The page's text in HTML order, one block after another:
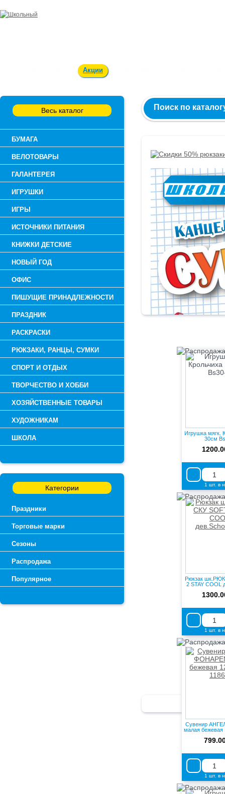
Акции
Весь каталог
БУМАГА
ВЕЛОТОВАРЫ
ГАЛАНТЕРЕЯ
ИГРУШКИ
ИГРЫ
ИСТОЧНИКИ ПИТАНИЯ
КНИЖКИ ДЕТСКИЕ
НОВЫЙ ГОД
ОФИС
ПИШУЩИЕ ПРИНАДЛЕЖНОСТИ
ПРАЗДНИК
РАСКРАСКИ
РЮКЗАКИ, РАНЦЫ, СУМКИ
СПОРТ И ОТДЫХ
ТВОРЧЕСТВО И ХОББИ
ХОЗЯЙСТВЕННЫЕ ТОВАРЫ
ХУДОЖНИКАМ
ШКОЛА
Категории
Праздники
Торговые марки
Сезоны
Распродажа
Популярное
Поиск по
Игрушка мягк.
30см
1 шт. в
Рюкзак
2 STAY COOL
1 шт. в
Сувенир
малая бежевая
1 шт. в